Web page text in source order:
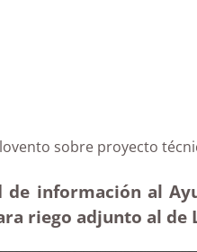
sobre
de información al
riego adjunto al de